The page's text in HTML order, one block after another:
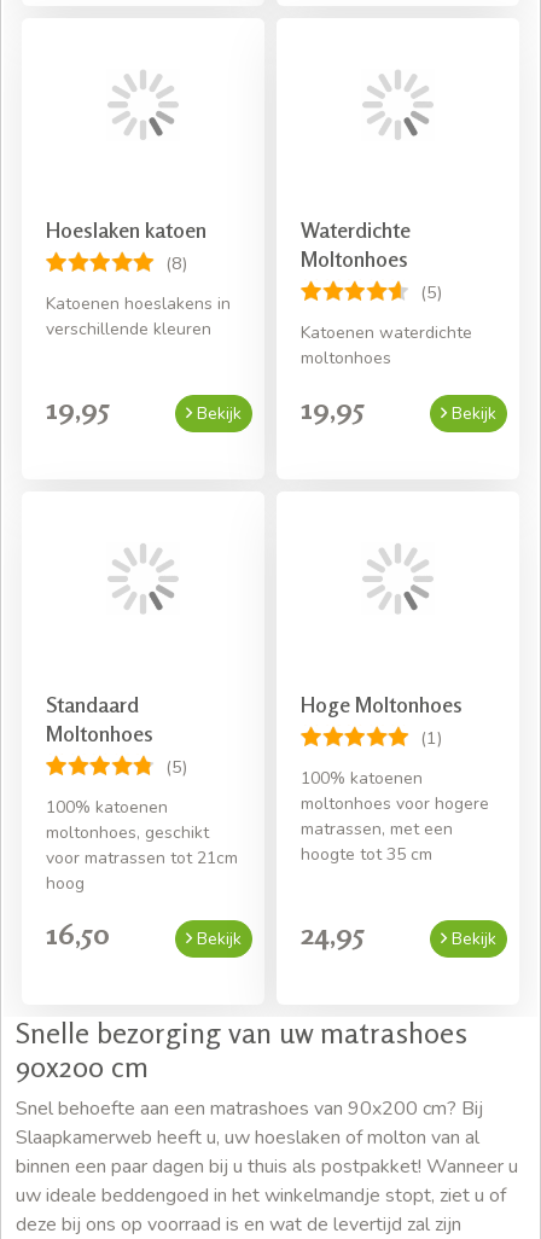
Hoeslaken katoen
(8)
Katoenen hoeslakens in
verschillende kleuren
19,95 Bekijk
Waterdichte
Moltonhoes
(5)
Katoenen waterdichte
moltonhoes
19,95 Bekijk
Standaard
Moltonhoes
(5)
100% katoenen
moltonhoes, geschikt
voor matrassen tot 21cm
hoog
16,50 Bekijk
Hoge Moltonhoes
(1)
100% katoenen
moltonhoes voor hogere
matrassen, met een
hoogte tot 35 cm
24,95 Bekijk
Snelle bezorging van uw matrashoes
90x200 cm
Snel behoefte aan een matrashoes van 90x200 cm? Bij
Slaapkamerweb heeft u, uw hoeslaken of molton van al
binnen een paar dagen bij u thuis als postpakket! Wanneer u
uw ideale beddengoed in het winkelmandje stopt, ziet u of
deze bij ons op voorraad is en wat de levertijd zal zijn